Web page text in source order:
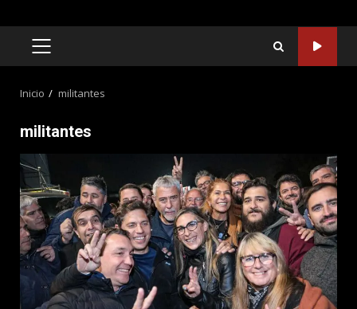
MENÚ
Inicio militantes
militantes